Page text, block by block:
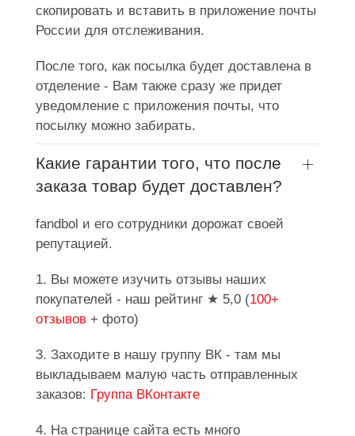
скопировать и вставить в приложение почты
России для отслеживания.
После того, как посылка будет доставлена в
отделение - Вам также сразу же придет
уведомление с приложения почты, что
посылку можно забирать.
Какие гарантии того, что после
заказа товар будет доставлен?
fandbol и его сотрудники дорожат своей
репутацией.
1. Вы можете изучить отзывы наших
покупателей - наш рейтинг ★ 5,0 (100+
отзывов + фото)
3. Заходите в нашу группу ВК - там мы
выкладываем малую часть отправленных
заказов: Группа ВКонтакте
4. На странице сайта есть много